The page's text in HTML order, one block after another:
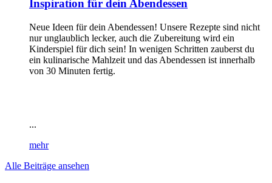
Inspiration für dein Abendessen
Neue Ideen für dein Abendessen! Unsere Rezepte sind nicht
nur unglaublich lecker, auch die Zubereitung wird ein
Kinderspiel für dich sein! In wenigen Schritten zauberst du
ein kulinarische Mahlzeit und das Abendessen ist innerhalb
von 30 Minuten fertig.
...
mehr
Alle Beiträge ansehen